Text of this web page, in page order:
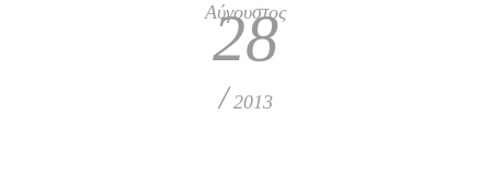
Αύγουστος
28
/ 2013